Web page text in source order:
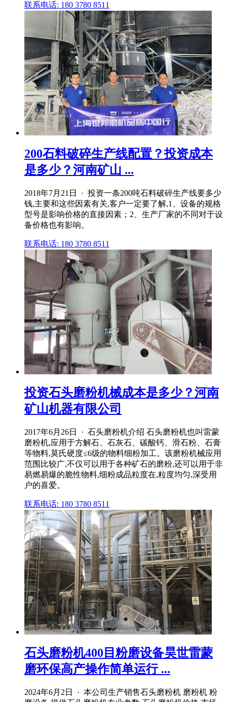
联系电话: 180 3780 8511
200石料破碎生产线配置？投资成本
是多少？河南矿山 ...
2018年7月21日 · 投资一条200吨石料破碎生产线要多少
钱,主要和这些因素有关,客户一定要了解,1、设备的规格
型号是影响价格的直接因素；2、生产厂家的不同对于设
备价格也有影响。
联系电话: 180 3780 8511
投资石头磨粉机械成本是多少？河南
矿山机器有限公司
2017年6月26日 · 石头磨粉机介绍 石头磨粉机也叫雷蒙
磨粉机,应用于方解石、石灰石、碳酸钙、滑石粉、石膏
等物料,莫氏硬度≤6级的物料细粉加工。该磨粉机械应用
范围比较广,不仅可以用于各种矿石的磨粉,还可以用于非
易燃易爆的脆性物料,细粉成品粒度在,粒度均匀,深受用
户的喜爱。
联系电话: 180 3780 8511
石头磨粉机400目粉磨设备昊世雷蒙
磨环保高产操作简单运行 ...
2024年6月2日 · 本公司生产销售石头磨粉机 磨粉机 粉